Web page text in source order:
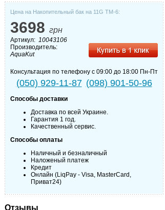
Цена на Накопительный бак на 11G TM-6:
3698 грн
Артикул: 10043106
Производитель:
AquaKut
Консультация по телефону с 09:00 до 18:00 Пн-Пт
(050) 929-11-87 (098) 901-50-96
Способы доставки
Доставка по всей Украине.
Гарантия 1 год.
Качественный сервис.
Способы оплаты
Наличный и безналичный
Наложеный платеж
Кредит
Онлайн (LiqPay - Visa, MasterCard,
Приват24)
Отзывы